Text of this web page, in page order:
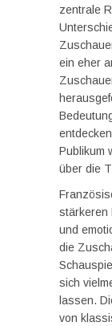
zentrale
ein eher
Publikum
über die
stärkeren
und
die
sich
lassen.
von